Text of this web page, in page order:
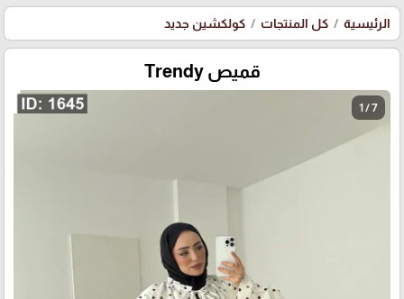
الرئيسية كل المنتجات كولكشين جديد
قميص Trendy
1 / 7